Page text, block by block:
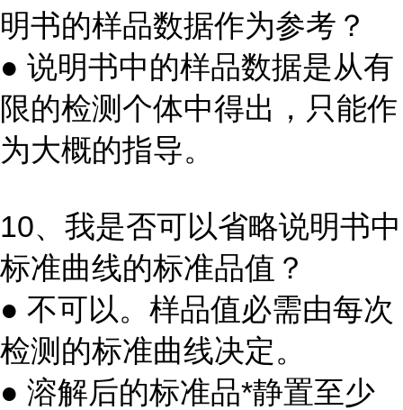
明书的样品数据作为参考？
● 说明书中的样品数据是从有
限的检测个体中得出，只能作
为大概的指导。
10、我是否可以省略说明书中
标准曲线的标准品值？
● 不可以。样品值必需由每次
检测的标准曲线决定。
● 溶解后的标准品*静置至少